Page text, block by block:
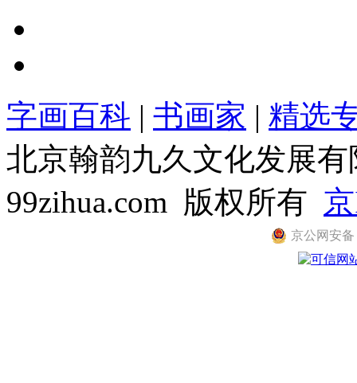
字画百科 | 书画家 | 精选
北京翰韵九久文化发展
99zihua.com 版权所有
京公网安备